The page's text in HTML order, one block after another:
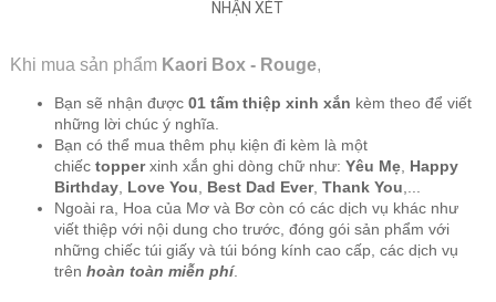
NHẬN XÉT
Khi mua sản phẩm Kaori Box - Rouge,
Bạn sẽ nhận được 01 tấm thiệp xinh xắn kèm theo để viết
những lời chúc ý nghĩa.
Bạn có thể mua thêm phụ kiện đi kèm là một
chiếc topperxinh xắn ghi dòng chữ như: Yêu Mẹ Happy
Birthday Love You Best Dad Ever, Thank You
Ngoài ra, Hoa của Mơ và Bơ còn có các dịch vụ khác như
viết thiệp với nội dung cho trước, đóng gói sản phẩm với
những chiếc túi giấy và túi bóng kính cao cấp, các dịch vụ
trên hoàn toàn miễn phí.